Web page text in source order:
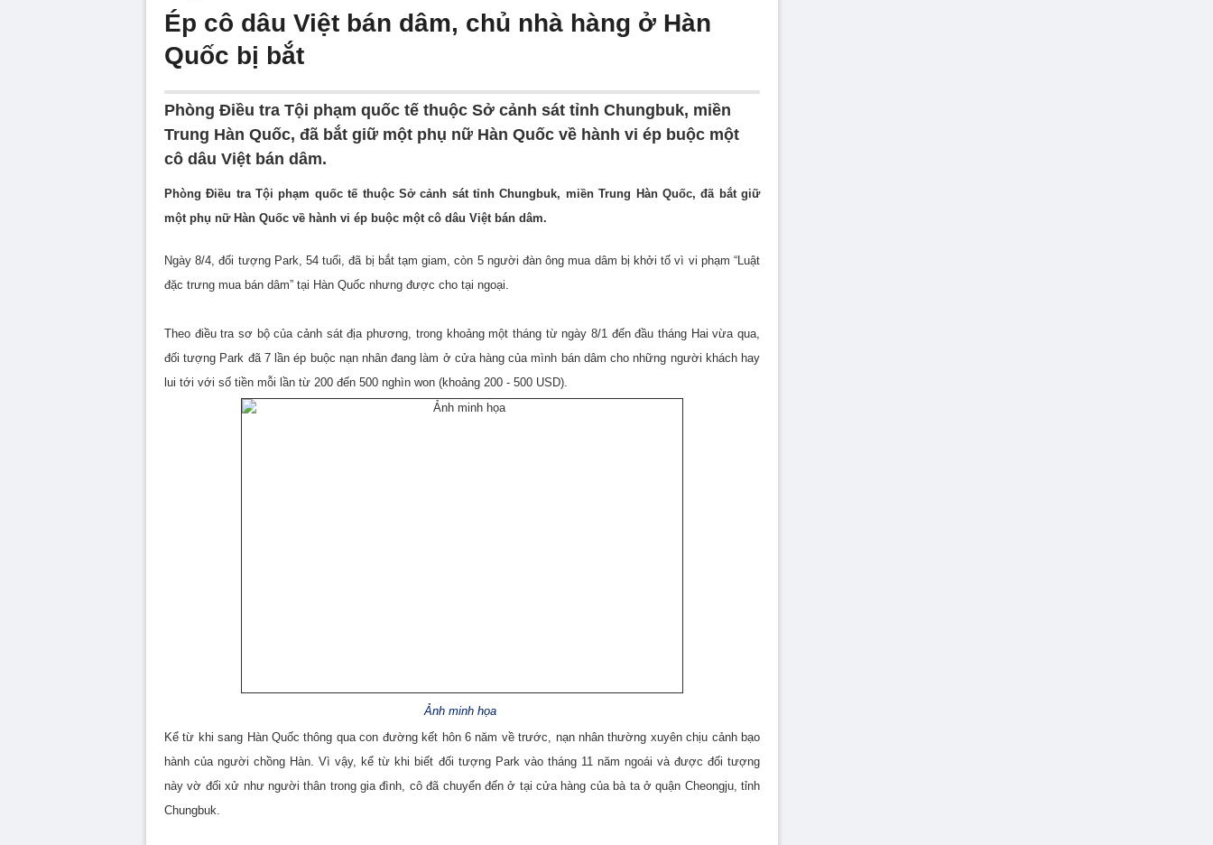
Ép cô dâu Việt bán dâm, chủ nhà hàng ở Hàn
Quốc bị bắt
Phòng Điều tra Tội phạm quốc tế thuộc Sở cảnh sát tỉnh Chungbuk, miền
Trung Hàn Quốc, đã bắt giữ một phụ nữ Hàn Quốc về hành vi ép buộc một
cô dâu Việt bán dâm.
Phòng Điều tra Tội phạm quốc tế thuộc Sở cảnh sát tỉnh Chungbuk, miền Trung Hàn Quốc, đã bắt giữ
một phụ nữ Hàn Quốc về hành vi ép buộc một cô dâu Việt bán dâm.
Ngày 8/4, đối tượng Park, 54 tuổi, đã bị bắt tạm giam, còn 5 người đàn ông mua dâm bị khởi tố vì vi phạm “Luật
đặc trưng mua bán dâm” tại Hàn Quốc nhưng được cho tại ngoại.
Theo điều tra sơ bộ của cảnh sát địa phương, trong khoảng một tháng từ ngày 8/1 đến đầu tháng Hai vừa qua,
đối tượng Park đã 7 lần ép buộc nạn nhân đang làm ở cửa hàng của mình bán dâm cho những người khách hay
lui tới với số tiền mỗi lần từ 200 đến 500 nghìn won (khoảng 200 - 500 USD).
Ảnh minh họa
Kể từ khi sang Hàn Quốc thông qua con đường kết hôn 6 năm về trước, nạn nhân thường xuyên chịu cảnh bạo
hành của người chồng Hàn. Vì vậy, kể từ khi biết đối tượng Park vào tháng 11 năm ngoái và được đối tượng
này vờ đối xử như người thân trong gia đình, cô đã chuyển đến ở tại cửa hàng của bà ta ở quận Cheongju, tỉnh
Chungbuk.